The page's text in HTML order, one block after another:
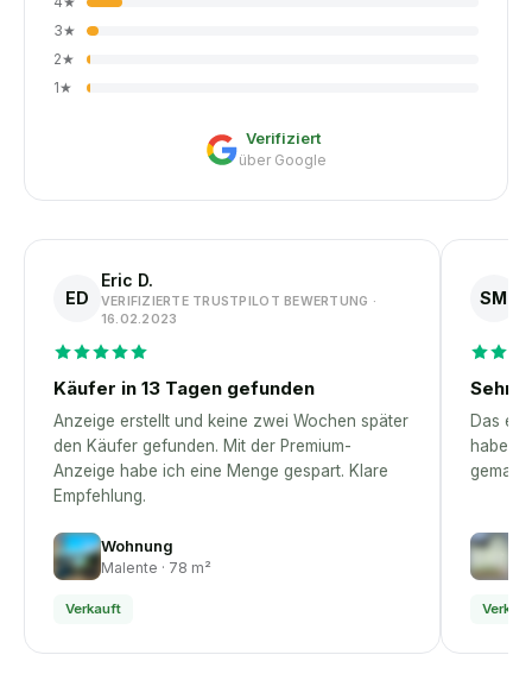
3★
2★
1★
Verifiziert
über Google
ED
Eric D.
VERIFIZIERTE TRUSTPILOT BEWERTUNG ·
16.02.2023
Käufer in 13 Tagen gefunden
Anzeige erstellt und keine zwei Wochen später
den Käufer gefunden. Mit der Premium-
Anzeige habe ich eine Menge gespart. Klare
Empfehlung.
Wohnung
Malente · 78 m²
Verkauft
SM
Sehr
Das
habe –